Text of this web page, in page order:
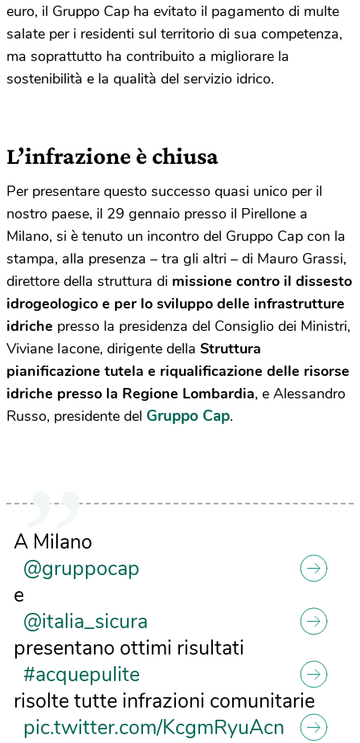
euro, il Gruppo Cap ha evitato il pagamento di multe
salate per i residenti sul territorio di sua competenza,
ma soprattutto ha contribuito a migliorare la
sostenibilità e la qualità del servizio idrico.
L’infrazione è chiusa
Per presentare questo successo quasi unico per il
nostro paese, il 29 gennaio presso il Pirellone a
Milano, si è tenuto un incontro del Gruppo Cap con la
stampa, alla presenza – tra gli altri – di Mauro Grassi,
direttore della struttura di missione contro il dissesto
idrogeologico e per lo sviluppo delle infrastrutture
idriche presso la presidenza del Consiglio dei Ministri,
Viviane Iacone, dirigente della Struttura
pianificazione tutela e riqualificazione delle risorse
idriche presso la Regione Lombardia, e Alessandro
Russo, presidente del Gruppo Cap.
A Milano
@gruppocap
e
@italia_sicura
presentano ottimi risultati
#acquepulite
risolte tutte infrazioni comunitarie
pic.twitter.com/KcgmRyuAcn